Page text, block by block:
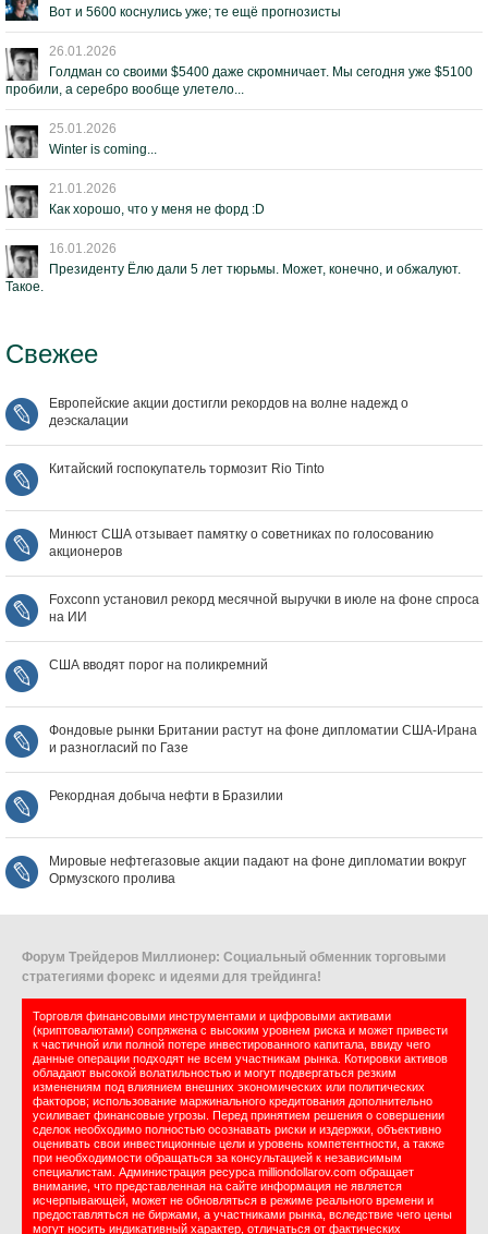
Вот и 5600 коснулись уже; те ещё прогнозисты
26.01.2026
Голдман со своими $5400 даже скромничает. Мы сегодня уже $5100
пробили, а серебро вообще улетело...
25.01.2026
Winter is coming...
21.01.2026
Как хорошо, что у меня не форд :D
16.01.2026
Президенту Ёлю дали 5 лет тюрьмы. Может, конечно, и обжалуют.
Такое.
Свежее
Европейские акции достигли рекордов на волне надежд о
деэскалации
Китайский госпокупатель тормозит Rio Tinto
Минюст США отзывает памятку о советниках по голосованию
акционеров
Foxconn установил рекорд месячной выручки в июле на фоне спроса
на ИИ
США вводят порог на поликремний
Фондовые рынки Британии растут на фоне дипломатии США‑Ирана
и разногласий по Газе
Рекордная добыча нефти в Бразилии
Мировые нефтегазовые акции падают на фоне дипломатии вокруг
Ормузского пролива
Форум Трейдеров Миллионер: Социальный обменник торговыми
стратегиями форекс и идеями для трейдинга!
Торговля финансовыми инструментами и цифровыми активами
(криптовалютами) сопряжена с высоким уровнем риска и может привести
к частичной или полной потере инвестированного капитала, ввиду чего
данные операции подходят не всем участникам рынка. Котировки активов
обладают высокой волатильностью и могут подвергаться резким
изменениям под влиянием внешних экономических или политических
факторов; использование маржинального кредитования дополнительно
усиливает финансовые угрозы. Перед принятием решения о совершении
сделок необходимо полностью осознавать риски и издержки, объективно
оценивать свои инвестиционные цели и уровень компетентности, а также
при необходимости обращаться за консультацией к независимым
специалистам. Администрация ресурса milliondollarov.com обращает
внимание, что представленная на сайте информация не является
исчерпывающей, может не обновляться в режиме реального времени и
предоставляться не биржами, а участниками рынка, вследствие чего цены
могут носить индикативный характер, отличаться от фактических